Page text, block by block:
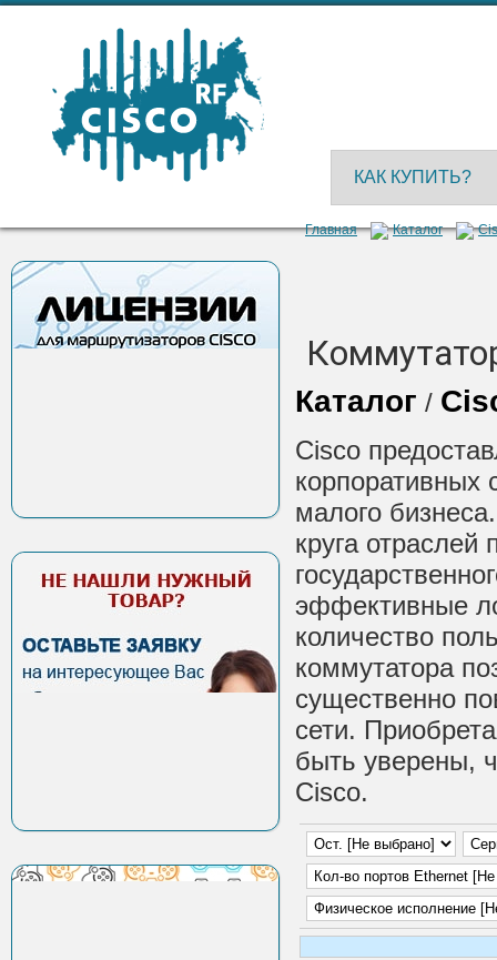
КАК КУПИТЬ?
Главная Каталог
Каталог /
Cisco
корпоративных
малого
круга
эффективные
количество
коммутатора
существенно
сети.
быть уверены,
Cisco.